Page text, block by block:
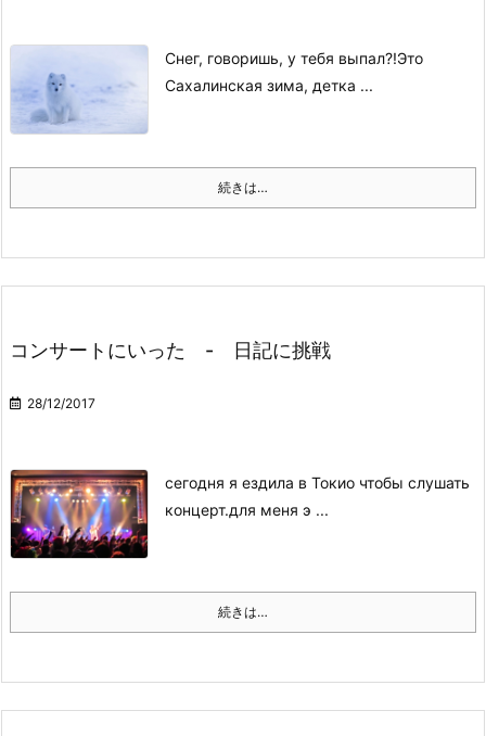
Снег, говоришь, у тебя выпал?!Это
Сахалинская зима, детка ...
続きは…
コンサートにいった - 日記に挑戦
28/12/2017
сегодня я ездила в Токио чтобы слушать
концерт.для меня э ...
続きは…